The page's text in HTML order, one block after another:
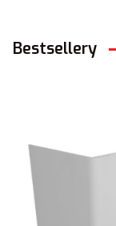
Bestsellery